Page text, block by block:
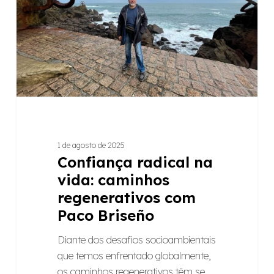
caminhos
regenerativos
com
Paco
Briseño
1 de agosto de 2025
Confiança radical na
vida: caminhos
regenerativos com
Paco Briseño
Diante dos desafios socioambientais
que temos enfrentado globalmente,